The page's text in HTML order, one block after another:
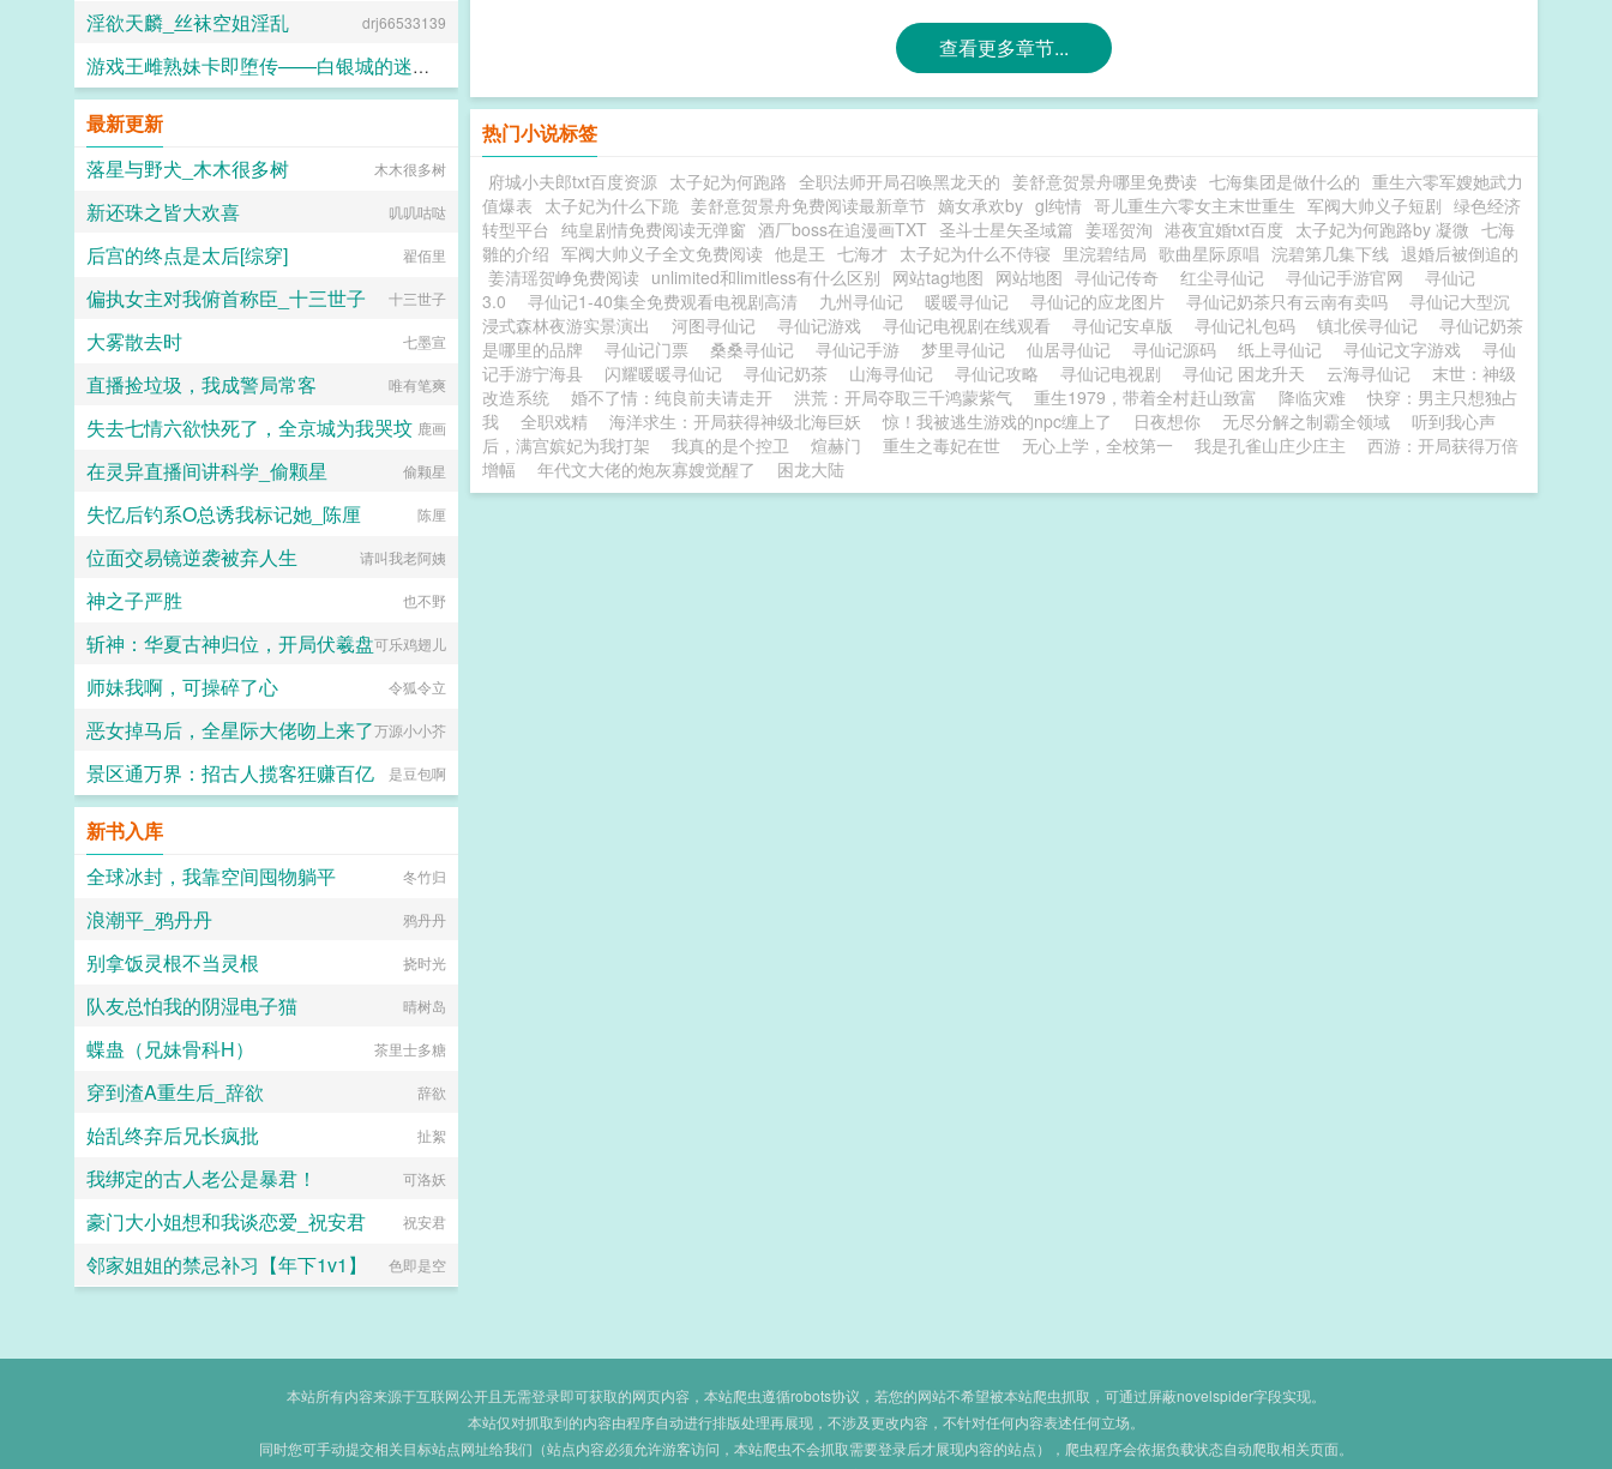
查看更多章节...
热门小说标签
府城小夫郎txt百度资源 太子妃为何跑路 全职法师开局召唤黑龙天的 姜舒意贺景舟哪里免费读 七海集团是做什么的 重生六零军嫂她武力
值爆表 太子妃为什么下跪 姜舒意贺景舟免费阅读最新章节 嫡女承欢by gl纯情 哥儿重生六零女主末世重生 军阀大帅义子短剧 绿色经济
转型平台 纯皇剧情免费阅读无弹窗 酒厂boss在追漫画TXT 圣斗士星矢圣域篇 姜瑶贺洵 港夜宜婚txt百度 太子妃为何跑路by 凝微 七海
雛的介绍 军阀大帅义子全文免费阅读 他是王 七海才 太子妃为什么不侍寝 里浣碧结局 歌曲星际原唱 浣碧第几集下线 退婚后被倒追的
姜清瑶贺峥免费阅读 unlimited和limitless有什么区别 网站tag地图 网站地图 寻仙记传奇 红尘寻仙记 寻仙记手游官网
寻仙记
3.0
寻仙记1-40集全免费观看电视剧高清 九州寻仙记 暖暖寻仙记 寻仙记的应龙图片 寻仙记奶茶只有云南有卖吗
寻仙记大型沉
浸式森林夜游实景演出
河图寻仙记 寻仙记游戏 寻仙记电视剧在线观看 寻仙记安卓版 寻仙记礼包码 镇北侯寻仙记
寻仙记奶茶
是哪里的品牌
寻仙记门票 桑桑寻仙记 寻仙记手游 梦里寻仙记 仙居寻仙记 寻仙记源码 纸上寻仙记 寻仙记文字游戏
寻仙
记手游宁海县
闪耀暖暖寻仙记 寻仙记奶茶 山海寻仙记 寻仙记攻略 寻仙记电视剧 寻仙记 困龙升天 云海寻仙记
末世：神级
改造系统
婚不了情：纯良前夫请走开 洪荒：开局夺取三千鸿蒙紫气 重生1979，带着全村赶山致富 降临灾难
快穿：男主只想独占
我
全职戏精 海洋求生：开局获得神级北海巨妖 惊！我被逃生游戏的npc缠上了 日夜想你 无尽分解之制霸全领域
听到我心声
后，满宫嫔妃为我打架
我真的是个控卫 煊赫门 重生之毒妃在世 无心上学，全校第一 我是孔雀山庄少庄主
西游：开局获得万倍
增幅
年代文大佬的炮灰寡嫂觉醒了 困龙大陆
淫欲天麟_丝袜空姐淫乱 drj66533139
游戏王雌熟妹卡即堕传——白银城的迷宫主?拉比丽斯篇
最新更新
落星与野犬_木木很多树
木木很多树
新还珠之皆大欢喜 叽叽咕哒
后宫的终点是太后[综穿] 翟佰里
偏执女主对我俯首称臣_十三世子 十三世子
大雾散去时 七墨宣
直播捡垃圾，我成警局常客 唯有笔爽
失去七情六欲快死了，全京城为我哭坟 鹿画
在灵异直播间讲科学_偷颗星 偷颗星
失忆后钓系O总诱我标记她_陈厘 陈厘
位面交易镜逆袭被弃人生 请叫我老阿姨
神之子严胜 也不野
斩神：华夏古神归位，开局伏羲盘可乐鸡翅儿
师妹我啊，可操碎了心 令狐令立
恶女掉马后，全星际大佬吻上来了万源小小芥
景区通万界：招古人揽客狂赚百亿 是豆包啊
新书入库
全球冰封，我靠空间囤物躺平
冬竹归
浪潮平_鸦丹丹 鸦丹丹
别拿饭灵根不当灵根 挠时光
队友总怕我的阴湿电子猫 晴树岛
蝶蛊（兄妹骨科H） 茶里士多糖
穿到渣A重生后_辞欲 辞欲
始乱终弃后兄长疯批 扯絮
我绑定的古人老公是暴君！ 可洛妖
豪门大小姐想和我谈恋爱_祝安君 祝安君
邻家姐姐的禁忌补习【年下1v1】 色即是空
本站所有内容来源于互联网公开且无需登录即可获取的网页内容，本站爬虫遵循robots协议，若您的网站不希望被本站爬虫抓取，可通过屏蔽novelspider字段实现。
本站仅对抓取到的内容由程序自动进行排版处理再展现，不涉及更改内容，不针对任何内容表述任何立场。
同时您可手动提交相关目标站点网址给我们（站点内容必须允许游客访问，本站爬虫不会抓取需要登录后才展现内容的站点），爬虫程序会依据负载状态自动爬取相关页面。